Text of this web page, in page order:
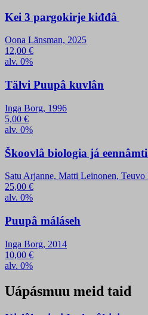
Kei 3 pargokirje kiđđâ
Oona Länsman, 2025
12,00 €
alv. 0%
Tälvi Puupâ kuvlân
Inga Borg, 1996
5,00 €
alv. 0%
Škoovlâ biologia já
Satu Arjanne, Matti Leinonen,
25,00 €
alv. 0%
Puupâ máláseh
Inga Borg, 2014
10,00 €
alv. 0%
Uápásmuu meid taid